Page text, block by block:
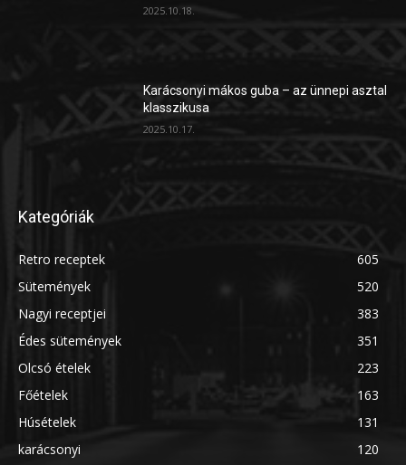
2025.10.18.
Karácsonyi mákos guba – az ünnepi asztal
klasszikusa
2025.10.17.
Kategóriák
Retro receptek
605
Sütemények
520
Nagyi receptjei
383
Édes sütemények
351
Olcsó ételek
223
Főételek
163
Húsételek
131
karácsonyi
120